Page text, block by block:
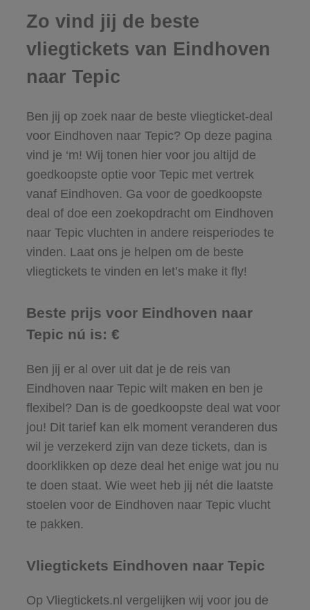
Zo vind jij de beste
vliegtickets van Eindhoven
naar Tepic
Ben jij op zoek naar de beste vliegticket-deal
voor Eindhoven naar Tepic? Op deze pagina
vind je ‘m! Wij tonen hier voor jou altijd de
goedkoopste optie voor Tepic met vertrek
vanaf Eindhoven. Ga voor de goedkoopste
deal of doe een zoekopdracht om Eindhoven
naar Tepic vluchten in andere reisperiodes te
vinden. Laat ons je helpen om de beste
vliegtickets te vinden en let’s make it fly!
Beste prijs voor Eindhoven naar
Tepic nú is: €
Ben jij er al over uit dat je de reis van
Eindhoven naar Tepic wilt maken en ben je
flexibel? Dan is de goedkoopste deal wat voor
jou! Dit tarief kan elk moment veranderen dus
wil je verzekerd zijn van deze tickets, dan is
doorklikken op deze deal het enige wat jou nu
te doen staat. Wie weet heb jij nét die laatste
stoelen voor de Eindhoven naar Tepic vlucht
te pakken.
Vliegtickets Eindhoven naar Tepic
Op Vliegtickets.nl vergelijken wij voor jou de